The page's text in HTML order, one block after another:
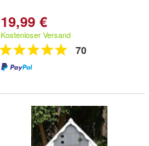
19,99 €
Kostenloser Versand
70